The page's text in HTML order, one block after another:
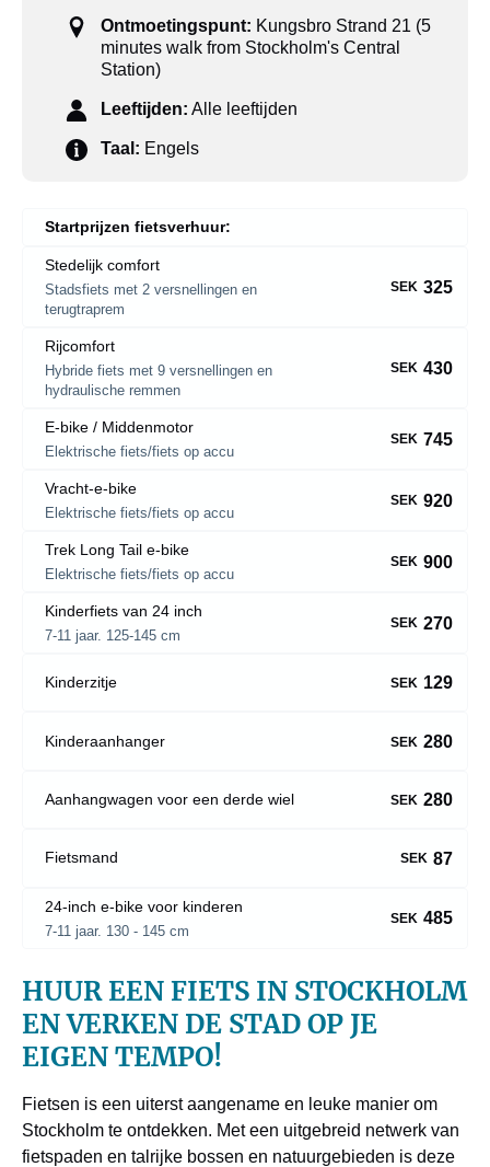
Ontmoetingspunt: Kungsbro Strand 21 (5
minutes walk from Stockholm's Central
Station)
Leeftijden: Alle leeftijden
Taal: Engels
Startprijzen fietsverhuur:
Stedelijk comfort
Stadsfiets met 2 versnellingen en
terugtraprem
SEK 325
Rijcomfort
Hybride fiets met 9 versnellingen en
hydraulische remmen
SEK 430
E-bike / Middenmotor
Elektrische fiets/fiets op accu
SEK 745
Vracht-e-bike
Elektrische fiets/fiets op accu
SEK 920
Trek Long Tail e-bike
Elektrische fiets/fiets op accu
SEK 900
Kinderfiets van 24 inch
7-11 jaar. 125-145 cm
SEK 270
Kinderzitje SEK 129
Kinderaanhanger SEK 280
Aanhangwagen voor een derde wiel SEK 280
Fietsmand SEK 87
24-inch e-bike voor kinderen
7-11 jaar. 130 - 145 cm
SEK 485
HUUR EEN FIETS IN STOCKHOLM
EN VERKEN DE STAD OP JE
EIGEN TEMPO!
Fietsen is een uiterst aangename en leuke manier om
Stockholm te ontdekken. Met een uitgebreid netwerk van
fietspaden en talrijke bossen en natuurgebieden is deze